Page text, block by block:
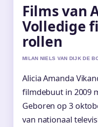
Films van
Volledige
rollen
MILAN NIELS VAN DIJK DE
Alicia Amanda
filmdebuut in 2009
Geboren op 3
van nationaal